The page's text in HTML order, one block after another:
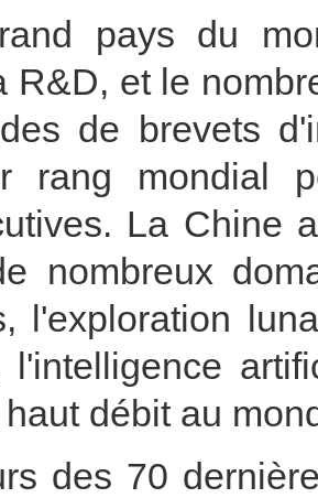
pays du
R&D, et le
de brevets
rang mondial
La Chine
nombreux
l'exploration
l'intelligence
débit au
des 70